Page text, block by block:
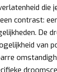
die
contrast:
De
van